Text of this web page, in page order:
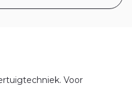
Voor